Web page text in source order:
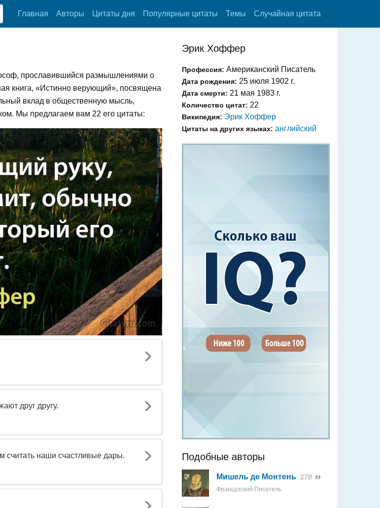
Главная Авторы Цитаты дня Популярные цитаты Темы Случайная цитата
прославившийся размышлениями о
книга, «Истинно верующий», посвящена
вклад в общественную мысль,
Мы предлагаем вам 22 его цитаты:
друг другу.
считать наши счастливые дары.
Эрик Хоффер
Профессия: Американский Писатель
Дата рождения: 25 июля 1902 г.
Дата смерти: 21 мая 1983 г.
Количество цитат: 22
Википедия: Эрик Хоффер
Цитаты на других языках: английский
Подобные авторы
Мишель де Монтень 278
Французский Писатель